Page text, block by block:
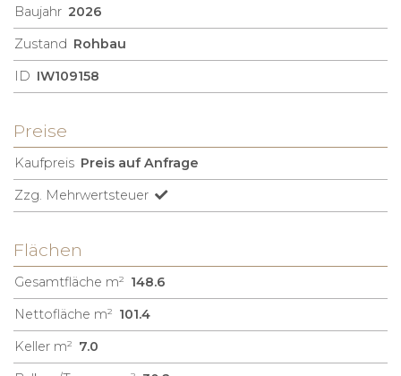
Baujahr 2026
Zustand Rohbau
ID IW109158
Preise
Kaufpreis Preis auf Anfrage
Zzg. Mehrwertsteuer
Flächen
Gesamtfläche m² 148.6
Nettofläche m² 101.4
Keller m² 7.0